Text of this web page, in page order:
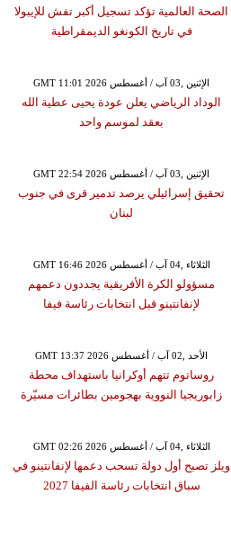
الصحة العالمية تؤكد تسجيل أكبر تفش للإيبولا
في تاريخ الكونغو الديمقراطية
GMT 11:01 2026 الإثنين ,03 آب / أغسطس
الوداد الرياضي يعلن عودة يحيى عطية الله
بعقد لموسم واحد
GMT 22:54 2026 الإثنين ,03 آب / أغسطس
تحقيق إسرائيلي يرصد تدمير قرى في جنوب
لبنان
GMT 16:46 2026 الثلاثاء ,04 آب / أغسطس
مسؤولو الكرة الأفريقية يجددون دعمهم
لإنفانتينو قبل انتخابات رئاسة فيفا
GMT 13:37 2026 الأحد ,02 آب / أغسطس
روساتوم تتهم أوكرانيا باستهداف محطة
زابوريجيا النووية بهجومين بطائرات مسيّرة
GMT 02:26 2026 الثلاثاء ,04 آب / أغسطس
ويلز تصبح أول دولة تسحب دعمها لإنفانتينو في
سباق انتخابات رئاسة الفيفا 2027